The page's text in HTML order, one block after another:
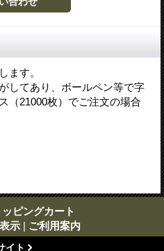
ます。
してあり、ボールペン等で字
（21000枚）でご注文の場合
ピングカート
示 | ご利用案内
イト